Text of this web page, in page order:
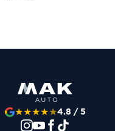
★★★★★4.8 / 5